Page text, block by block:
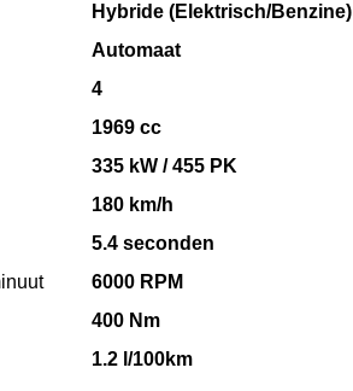
Hybride (Elektrisch/Benzine)
Automaat
4
1969 cc
335 kW / 455 PK
180 km/h
5.4 seconden
6000 RPM
400 Nm
1.2 l/100km